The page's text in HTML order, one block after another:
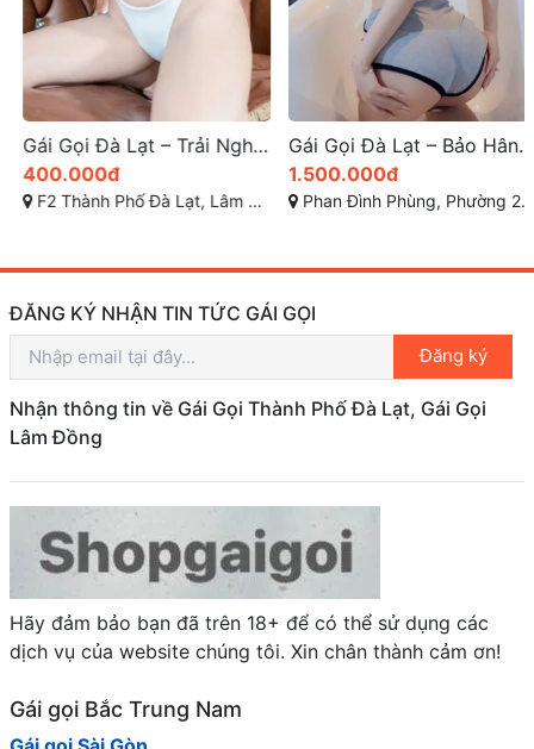
Gái Gọi Đà Lạt – Trải Nghiệm Đẳng Cấp Với Nhật Ánh – Nhu Mì Ngọt Ngào, Nữ Thần Dâm Siêu Phê
400.000đ
F2 Thành Phố Đà Lạt, Lâm Đồng
Gái Gọi Đà Lạt – Bảo Hân 2k7: Gái Gọi F2 TP Đà Lạt Non Teen, Gái Xinh, Quyến Rũ, Làm Tình Lôi Cuốn
1.500.000đ
Phan Đình Phùng, Phường 2, TP Đà Lạt (gái gọi đà lạt). Lâm Đồng
ĐĂNG KÝ NHẬN TIN TỨC GÁI GỌI
Đăng ký
Nhận thông tin về Gái Gọi Thành Phố Đà Lạt, Gái Gọi
Lâm Đồng
Hãy đảm bảo bạn đã trên 18+ để có thể sử dụng các
dịch vụ của website chúng tôi. Xin chân thành cảm ơn!
Gái gọi Bắc Trung Nam